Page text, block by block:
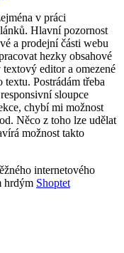
v práci
Hlavní pozornost
a prodejní části webu
hezky obsahové
editor a omezené
Postrádám třeba
sloupce
chybí mi možnost
Něco z toho lze udělat
možnost takto
internetového
hrdým Shoptet